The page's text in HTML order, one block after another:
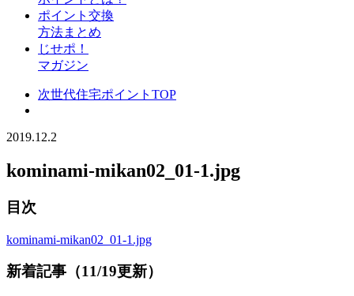
ポイント交換
方法まとめ
じせポ！
マガジン
次世代住宅ポイントTOP
2019.12.2
kominami-mikan02_01-1.jpg
目次
kominami-mikan02_01-1.jpg
新着記事（11/19更新）